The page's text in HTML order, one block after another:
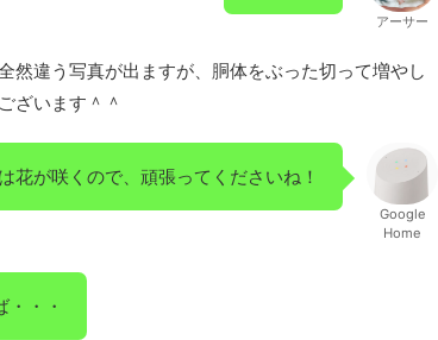
アーサー
然違う写真が出ますが、胴体をぶった切って増やし
ざいます＾＾
花が咲くので、頑張ってくださいね！
Google
Home
・・